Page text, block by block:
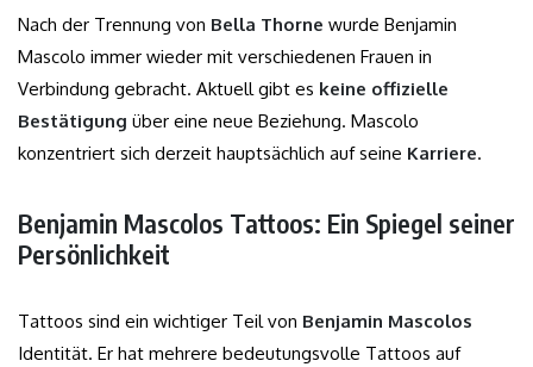
Nach der Trennung von Bella Thorne wurde Benjamin
Mascolo immer wieder mit verschiedenen Frauen in
Verbindung gebracht. Aktuell gibt es keine offizielle
Bestätigung über eine neue Beziehung. Mascolo
konzentriert sich derzeit hauptsächlich auf seine Karriere.
Benjamin Mascolos Tattoos: Ein Spiegel seiner
Persönlichkeit
Tattoos sind ein wichtiger Teil von Benjamin Mascolos
Identität. Er hat mehrere bedeutungsvolle Tattoos auf